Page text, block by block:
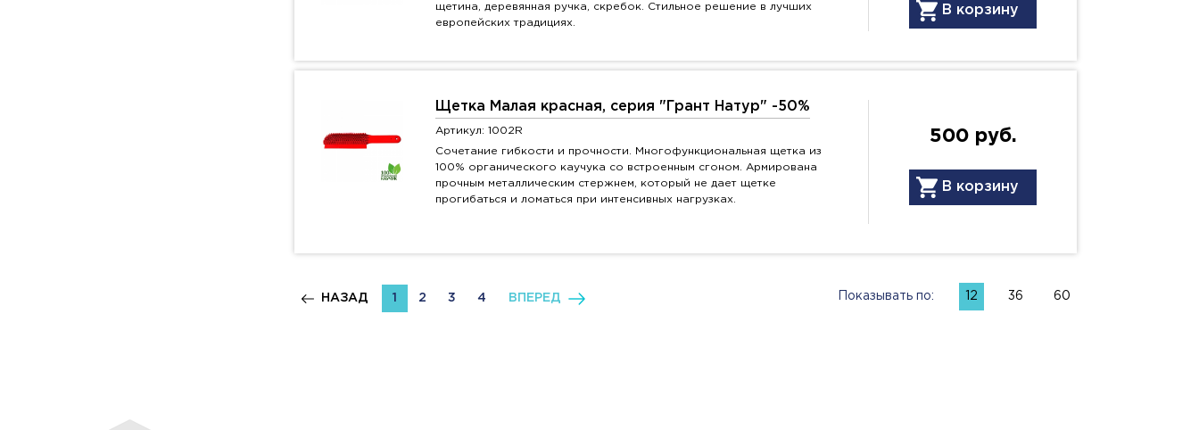
щетина, деревянная ручка, скребок. Стильное решение в лучших
европейских традициях.
В корзину
Щетка Малая красная, серия "Грант Натур" -50%
Артикул: 1002R
Сочетание гибкости и прочности. Многофункциональная щетка из
100% органического каучука со встроенным сгоном. Армирована
прочным металлическим стержнем, который не дает щетке
прогибаться и ломаться при интенсивных нагрузках.
500 руб.
В корзину
НАЗАД 2 3 4 ВПЕРЕД Показывать по: 12 36 60